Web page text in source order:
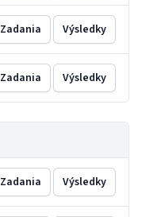
Zadania Výsledky
Zadania Výsledky
Zadania Výsledky